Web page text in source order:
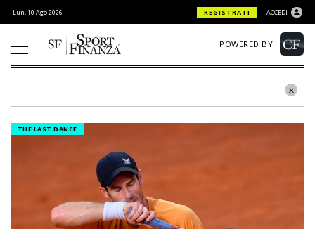
Lun, 10 Ago 2026 REGISTRATI ACCEDI
POWERED BY
THE LAST DANCE